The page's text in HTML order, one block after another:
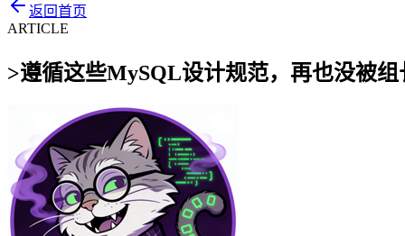
返回首页
ARTICLE
>遵循这些MySQL设计规范，再也没被组